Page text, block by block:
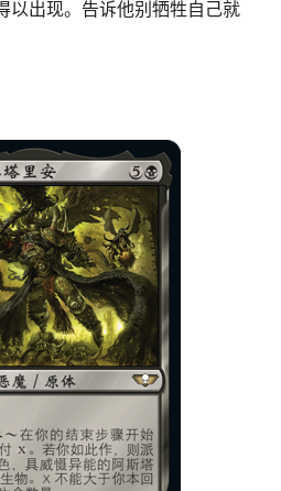
以出现。告诉他别牺牲自己就